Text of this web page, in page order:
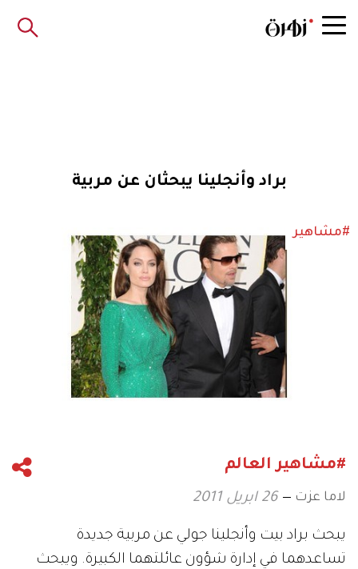
براد وأنجلينا يبحثان عن مربية
#مشاهير
#مشاهير العالم
لاما عزت 26 ابريل 2011
يبحث براد بيت وأنجلينا جولي عن مربية جديدة
تساعدهما في إدارة شؤون عائلتهما الكبيرة. ويبحث